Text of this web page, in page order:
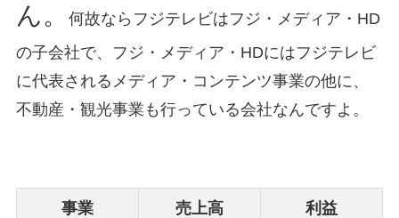
ん。
何故ならフジテレビはフジ・メディア・HD
の子会社で、フジ・メディア・HDにはフジテレビ
に代表されるメディア・コンテンツ事業の他に、
不動産・観光事業も行っている会社なんですよ。
事業 売上高 利益